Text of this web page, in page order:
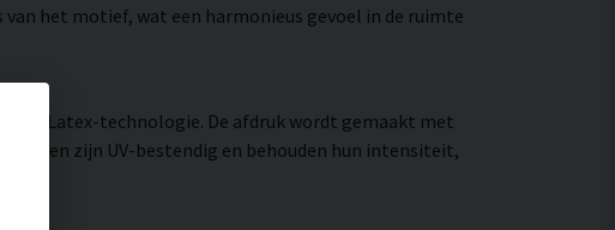
het motief, wat een harmonieus gevoel in de ruimte
HP Latex-technologie. De afdruk wordt gemaakt met
zijn UV-bestendig en behouden hun intensiteit,